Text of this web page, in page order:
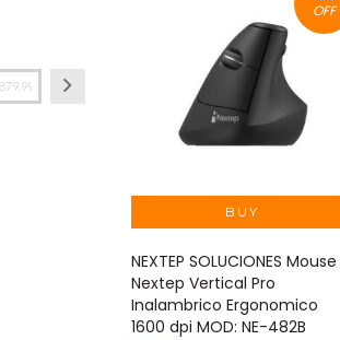
OFF
NEXTEP SOLUCIONES Mouse
Nextep Vertical Pro
Inalambrico Ergonomico
1600 dpi MOD: NE-482B